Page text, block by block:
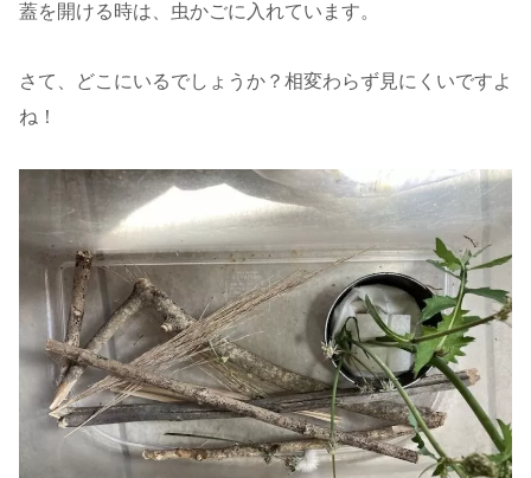
蓋を開ける時は、虫かごに入れています。
さて、どこにいるでしょうか？相変わらず見にくいですよ
ね！